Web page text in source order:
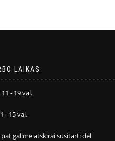
LAIKAS
11 - 19 val.
- 15 val.
pat galime atskirai susitarti dėl